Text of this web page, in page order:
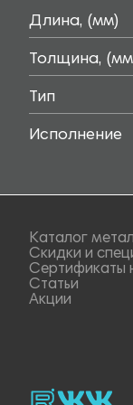
Длина, (мм)
Толщина,
Тип
Исполнение
Каталог
Скидки и
Сертификаты
Статьи
Акции
rutubevk_video.
Vk.